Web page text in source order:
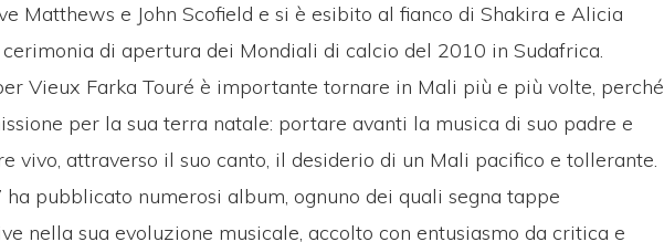
Matthews e John Scofield e si è esibito al fianco di Shakira e Alicia
cerimonia di apertura dei Mondiali di calcio del 2010 in Sudafrica.
Vieux Farka Touré è importante tornare in Mali più e più volte, perché
per la sua terra natale: portare avanti la musica di suo padre e
vivo, attraverso il suo canto, il desiderio di un Mali pacifico e tollerante.
pubblicato numerosi album, ognuno dei quali segna tappe
nella sua evoluzione musicale, accolto con entusiasmo da critica e